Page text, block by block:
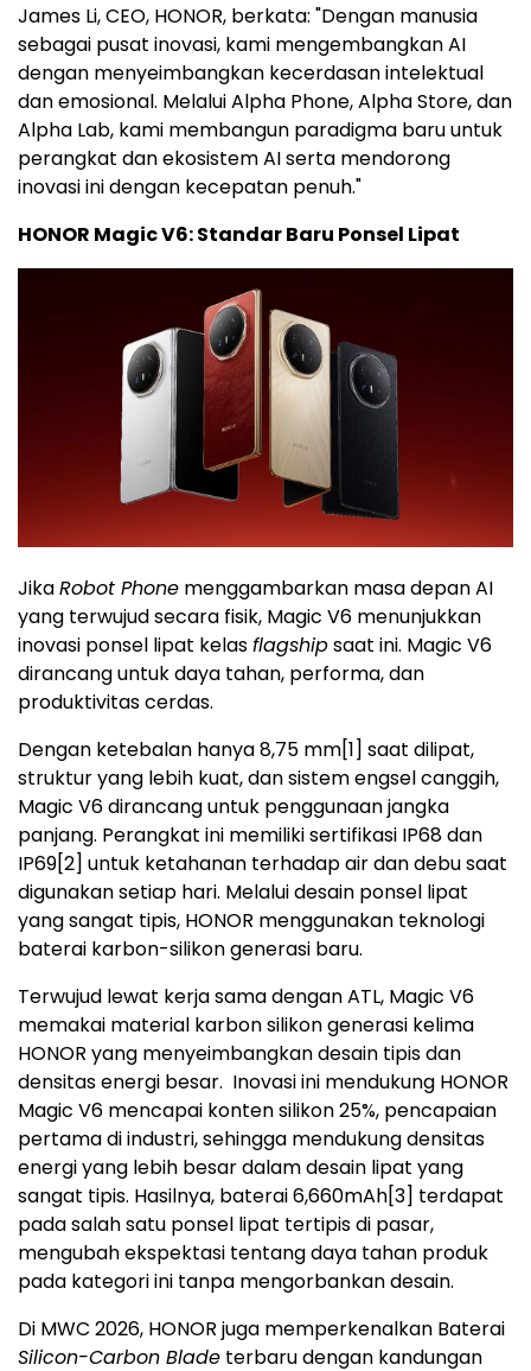
James Li, CEO, HONOR, berkata: "Dengan manusia
sebagai pusat inovasi, kami mengembangkan AI
dengan menyeimbangkan kecerdasan intelektual
dan emosional. Melalui Alpha Phone, Alpha Store, dan
Alpha Lab, kami membangun paradigma baru untuk
perangkat dan ekosistem AI serta mendorong
inovasi ini dengan kecepatan penuh."
HONOR Magic V6: Standar Baru Ponsel Lipat
JikaRobot Phone menggambarkan masa depan AI
yang terwujud secara fisik, Magic V6 menunjukkan
inovasi ponsel lipat kelasflagshipsaat ini. Magic V6
dirancang untuk daya tahan, performa, dan
produktivitas cerdas.
Dengan ketebalan hanya 8,75 mm[1] saat dilipat,
struktur yang lebih kuat, dan sistem engsel canggih,
Magic V6 dirancang untuk penggunaan jangka
panjang. Perangkat ini memiliki sertifikasi IP68 dan
IP69[2] untuk ketahanan terhadap air dan debu saat
digunakan setiap hari. Melalui desain ponsel lipat
yang sangat tipis, HONOR menggunakan teknologi
baterai karbon-silikon generasi baru.
Terwujud lewat kerja sama dengan ATL, Magic V6
memakai material karbon silikon generasi kelima
HONOR yang menyeimbangkan desain tipis dan
densitas energi besar. Inovasi ini mendukung HONOR
Magic V6 mencapai konten silikon 25%, pencapaian
pertama di industri, sehingga mendukung densitas
energi yang lebih besar dalam desain lipat yang
sangat tipis. Hasilnya, baterai 6,660mAh[3] terdapat
pada salah satu ponsel lipat tertipis di pasar,
mengubah ekspektasi tentang daya tahan produk
pada kategori ini tanpa mengorbankan desain.
Di MWC 2026, HONOR juga memperkenalkan Baterai
Silicon-Carbon Blade terbaru dengan kandungan